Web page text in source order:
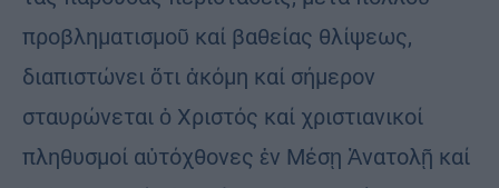
προβληματισμοῦ καί βαθείας θλίψεως,
διαπιστώνει ὅτι ἀκόμη καί σήμερον
σταυρώνεται ὁ Χριστός καί χριστιανικοί
πληθυσμοί αὐτόχθονες ἐν Μέσῃ Ἀνατολῇ καί